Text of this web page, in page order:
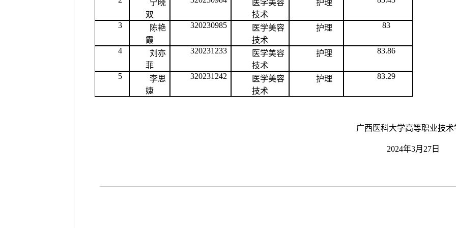
宁晓
双
医学美容
技术
护理
3
陈艳
霞
320230985
医学美容
技术
护理 83
4
刘亦
菲
320231233
医学美容
技术
护理 83.86
5
李思
婕
320231242
医学美容
技术
护理 83.29
广西医科大学高等职业技术
2024年3月 27日